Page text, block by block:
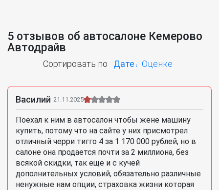
5 отзывов об автосалоне Кемерово
Автодрайв
Сортировать по Дате Оценке
Василий 21.11.2025
Поехал к ним в автосалон чтобы жене машину
купить, потому что на сайте у них присмотрел
отличный черри тигго 4 за 1 170 000 рублей, но в
салоне она продается почти за 2 миллиона, без
всякой скидки, так еще и с кучей
дополнительных условий, обязательно различные
ненужные нам опции, страховка жизни которая